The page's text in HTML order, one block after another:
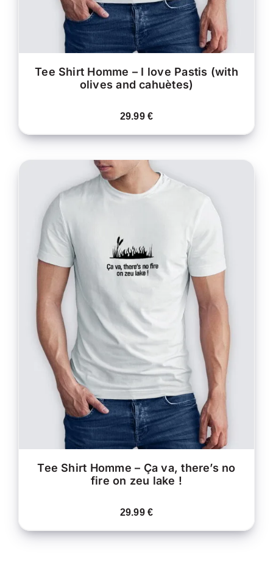
CHOISIES
SUR
LA
PAGE
DU
Tee Shirt Homme – I love Pastis (with
olives and cahuètes)
29.99€
PRODUIT
VARIATIONS.
LES
OPTIONS
PEUVENT
ÊTRE
CHOISIES
SUR
LA
PAGE
DU
DÉTAILS
Tee Shirt Homme – Ça va, there’s no
fire on zeu lake !
29.99€